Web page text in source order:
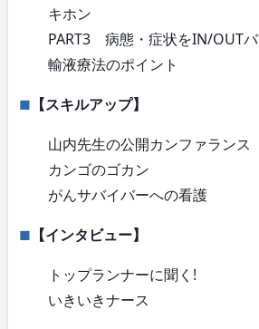
キホン
PART3 病態・症状をIN/OUT
輸液療法のポイント
【スキルアップ】
山内先生の公開カンファランス
カンゴのゴカン
がんサバイバーへの看護
【インタビュー】
トップランナーに聞く!
いきいきナース